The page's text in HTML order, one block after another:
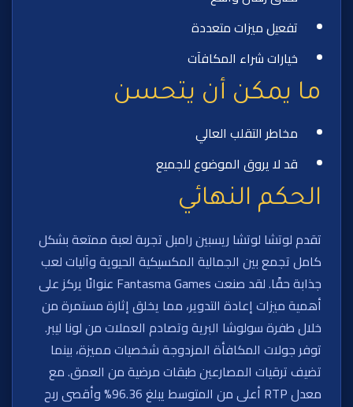
تفعيل ميزات متعددة
خيارات شراء المكافآت
ما يمكن أن يتحسن
مخاطر التقلب العالي
قد لا يروق الموضوع للجميع
الحكم النهائي
تقدم لوتشا لوتشا ريسبين رامبل تجربة لعبة ممتعة بشكل
كامل تجمع بين الجمالية المكسيكية الحيوية وآليات لعب
جذابة حقًا. لقد صنعت Fantasma Games عنوانًا يركز على
أهمية ميزات إعادة التدوير، مما يخلق إثارة مستمرة من
خلال طفرة سولوشا البرية وتصادم العملات من لونا ليبر.
توفر جولات المكافأة المزدوجة شخصيات مميزة، بينما
تضيف ترقيات المصارعين طبقات مرضية من العمق. مع
معدل RTP أعلى من المتوسط يبلغ 96.36% وأقصى ربح